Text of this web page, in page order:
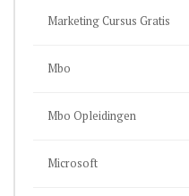
Marketing Cursus Gratis
Mbo
Mbo Opleidingen
Microsoft